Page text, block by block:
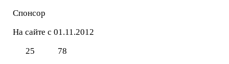
Спонсор
На сайте с 01.11.2012
25
78